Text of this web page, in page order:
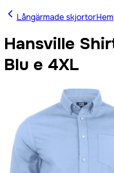
Långärmade skjortorHem
Hansville
Blu e 4XL